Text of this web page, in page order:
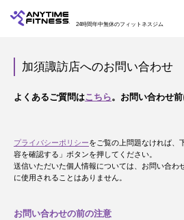
24時間年中無休のフィットネスジム
加須諏訪店へのお問い合わせ
よくあるご質問はこちら。お問い合わせ前
プライバシーポリシーをご覧の上問題なければ、
容を確認する」ボタンを押してください。
送信いただいた個人情報については、お問い合わ
に使用されることはありません。
お問い合わせの前の注意